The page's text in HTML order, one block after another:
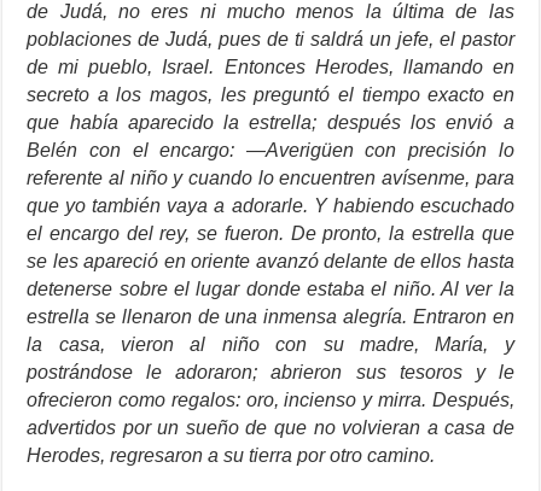
de Judá, no eres ni mucho menos la última de las
poblaciones de Judá, pues de ti saldrá un jefe, el pastor
de mi pueblo, Israel. Entonces Herodes, llamando en
secreto a los magos, les preguntó el tiempo exacto en
que había aparecido la estrella; después los envió a
Belén con el encargo: —Averigüen con precisión lo
referente al niño y cuando lo encuentren avísenme, para
que yo también vaya a adorarle. Y habiendo escuchado
el encargo del rey, se fueron. De pronto, la estrella que
se les apareció en oriente avanzó delante de ellos hasta
detenerse sobre el lugar donde estaba el niño. Al ver la
estrella se llenaron de una inmensa alegría. Entraron en
la casa, vieron al niño con su madre, María, y
postrándose le adoraron; abrieron sus tesoros y le
ofrecieron como regalos: oro, incienso y mirra. Después,
advertidos por un sueño de que no volvieran a casa de
Herodes, regresaron a su tierra por otro camino.